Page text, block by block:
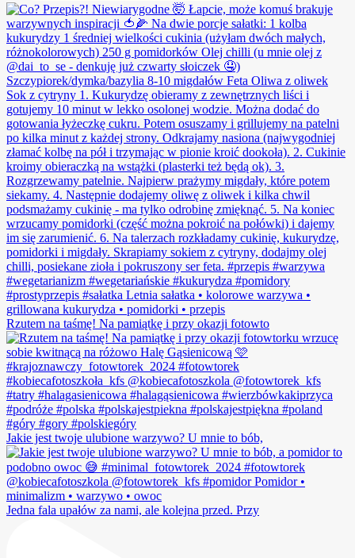
Rzutem na taśmę! Na pamiątkę i przy okazji fotowto
Jakie jest twoje ulubione warzywo? U mnie to bób,
Jedna fala upałów za nami, ale kolejna przed. Przy